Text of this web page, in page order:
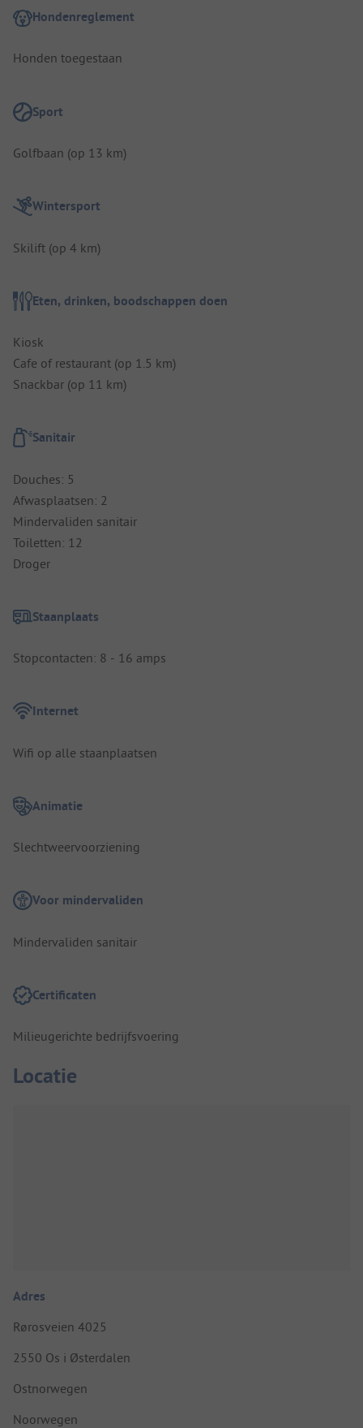
Hondenreglement
Honden toegestaan
Sport
Golfbaan (op 13 km)
Wintersport
Skilift (op 4 km)
Eten, drinken, boodschappen doen
Kiosk
Cafe of restaurant (op 1.5 km)
Snackbar (op 11 km)
Sanitair
Douches: 5
Afwasplaatsen: 2
Mindervaliden sanitair
Toiletten: 12
Droger
Staanplaats
Stopcontacten: 8 - 16 amps
Internet
Wifi op alle staanplaatsen
Animatie
Slechtweervoorziening
Voor mindervaliden
Mindervaliden sanitair
Certificaten
Milieugerichte bedrijfsvoering
Locatie
Adres
Rørosveien 4025
2550 Os i Østerdalen
Ostnorwegen
Noorwegen